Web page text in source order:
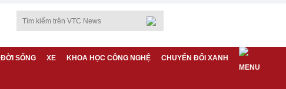
ĐỜI SỐNG XE KHOA HỌC CÔNG NGHỆ CHUYỂN ĐỔI XANH